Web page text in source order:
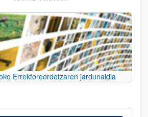
Errektoreordetzaren jardunaldia